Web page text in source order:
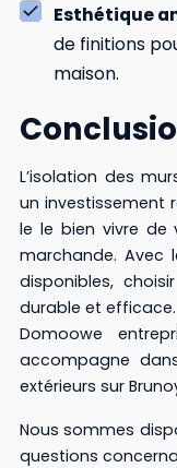
Esthétique
de finitions
maison.
L’isolation des
un investissement
le le bien vivre de
marchande. Avec
disponibles,
durable et efficace.
Domoowe
accompagne
extérieurs sur
Nous sommes
questions